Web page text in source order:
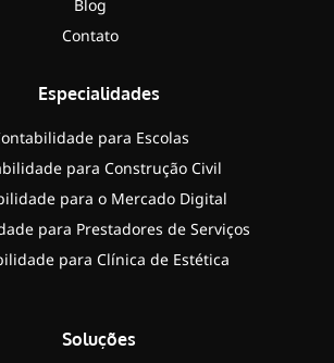
Blog
Contato
Especialidades
para Escolas
para Construção Civil
para o Mercado Digital
para Prestadores de Serviços
para Clínica de Estética
Soluções